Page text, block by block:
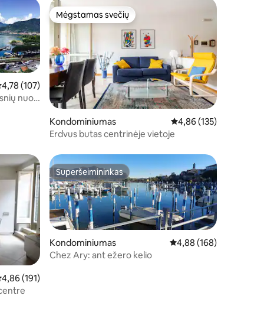
įvertinimas: 4,78 iš 5, atsiliepimų: 107
4,78 (107)
nuo
Mėgstamas svečių
Mėgstamas svečių
Kondominiumas Vidutinis įvertinimas:
4,86 (135)
Erdvus butas centrinėje vietoje
įvertinimas: 4,86 iš 5, atsiliepimų: 191
4,86 (191)
Superšeimininkas
Superšeimininkas
Kondominiumas Vidutinis įvertinimas:
4,88 (168)
Chez Ary: ant ežero kelio